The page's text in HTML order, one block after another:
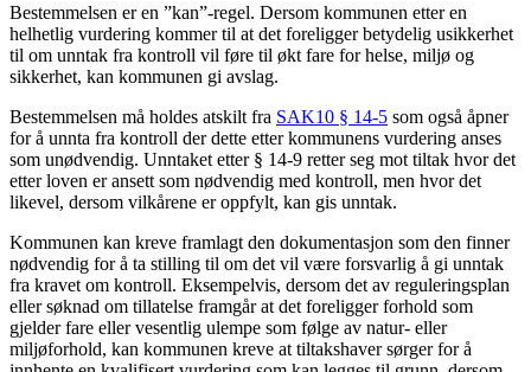
Bestemmelsen er en ”kan”-regel. Dersom kommunen etter en
helhetlig vurdering kommer til at det foreligger betydelig usikkerhet
til om unntak fra kontroll vil føre til økt fare for helse, miljø og
sikkerhet, kan kommunen gi avslag.
Bestemmelsen må holdes atskilt fra SAK10 § 14-5 som også åpner
for å unnta fra kontroll der dette etter kommunens vurdering anses
som unødvendig. Unntaket etter § 14-9 retter seg mot tiltak hvor det
etter loven er ansett som nødvendig med kontroll, men hvor det
likevel, dersom vilkårene er oppfylt, kan gis unntak.
Kommunen kan kreve framlagt den dokumentasjon som den finner
nødvendig for å ta stilling til om det vil være forsvarlig å gi unntak
fra kravet om kontroll. Eksempelvis, dersom det av reguleringsplan
eller søknad om tillatelse framgår at det foreligger forhold som
gjelder fare eller vesentlig ulempe som følge av natur- eller
miljøforhold, kan kommunen kreve at tiltakshaver sørger for å